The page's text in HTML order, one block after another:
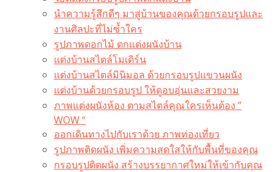
นำความรู้สึกดีๆ มาสู่บ้านของคุณด้วยกรอบรูปและ
งานศิลปะที่ไม่ซ้ำใคร
รูปภาพดอกไม้ ตกแต่งผนังบ้าน
แต่งบ้านสไตล์โมเดิร์น
แต่งบ้านสไตล์มินิมอล ด้วยกรอบรูปแขวนผนัง
แต่งบ้านด้วยกรอบรูป ให้ดูอบอุ่นและสวยงาม
ภาพแต่งผนังห้อง ตามสไตล์คุณใครเห็นต้อง ”
WOW “
ออกเดินทางไปกับเราด้วย ภาพท่องเที่ยว
รูปภาพติดผนัง เพิ่มความสดใสให้กับพื้นที่ของคุณ
กรอบรูปติดผนัง สร้างบรรยากาศใหม่ให้เข้ากับคุณ